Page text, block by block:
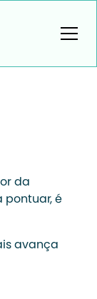
da
pontuar, é
avança